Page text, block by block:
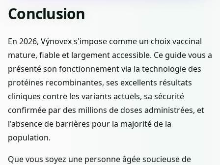
Conclusion
En 2026, Výnovex s'impose comme un choix vaccinal
mature, fiable et largement accessible. Ce guide vous a
présenté son fonctionnement via la technologie des
protéines recombinantes, ses excellents résultats
cliniques contre les variants actuels, sa sécurité
confirmée par des millions de doses administrées, et
l'absence de barrières pour la majorité de la
population.
Que vous soyez une personne âgée soucieuse de